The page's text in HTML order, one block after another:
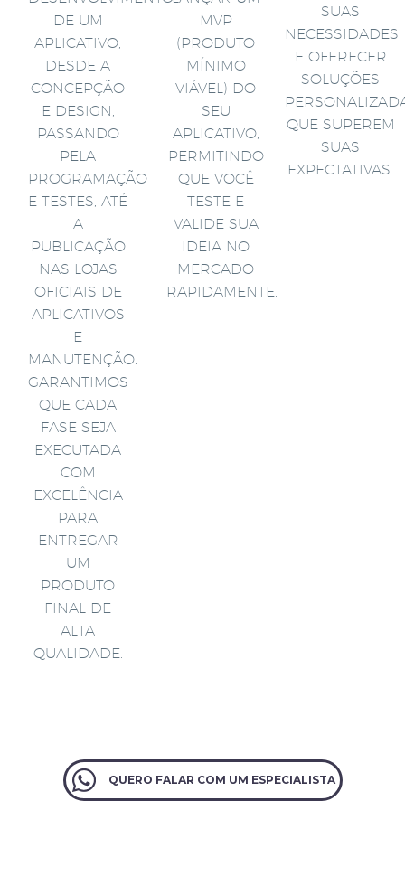
DE UM
APLICATIVO,
DESDE A
CONCEPÇÃO
E DESIGN,
PASSANDO
PELA
PROGRAMAÇÃO
E TESTES, ATÉ
A
PUBLICAÇÃO
NAS LOJAS
OFICIAIS DE
APLICATIVOS
E
MANUTENÇÃO.
GARANTIMOS
QUE CADA
FASE SEJA
EXECUTADA
COM
EXCELÊNCIA
PARA
ENTREGAR
UM
PRODUTO
FINAL DE
ALTA
QUALIDADE.
MVP
(PRODUTO
MÍNIMO
VIÁVEL) DO
SEU
APLICATIVO,
PERMITINDO
QUE VOCÊ
TESTE E
VALIDE SUA
IDEIA NO
MERCADO
RAPIDAMENTE.
SUAS
NECESSIDADES
E OFERECER
SOLUÇÕES
QUE SUPEREM
SUAS
EXPECTATIVAS.
QUERO FALAR COM UM ESPECIALISTA